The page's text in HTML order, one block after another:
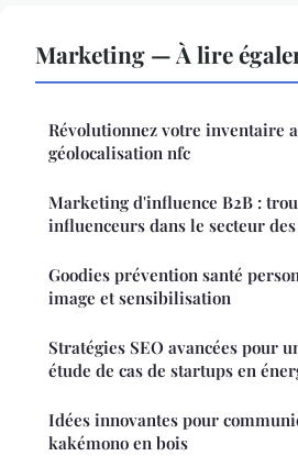
Marketing — À lire
Révolutionnez votre inventaire
géolocalisation nfc
Marketing d'influence B2B :
influenceurs dans le secteur des
Goodies prévention santé
image et sensibilisation
Stratégies SEO avancées pour
étude de cas de startups en
Idées innovantes pour
kakémono en bois